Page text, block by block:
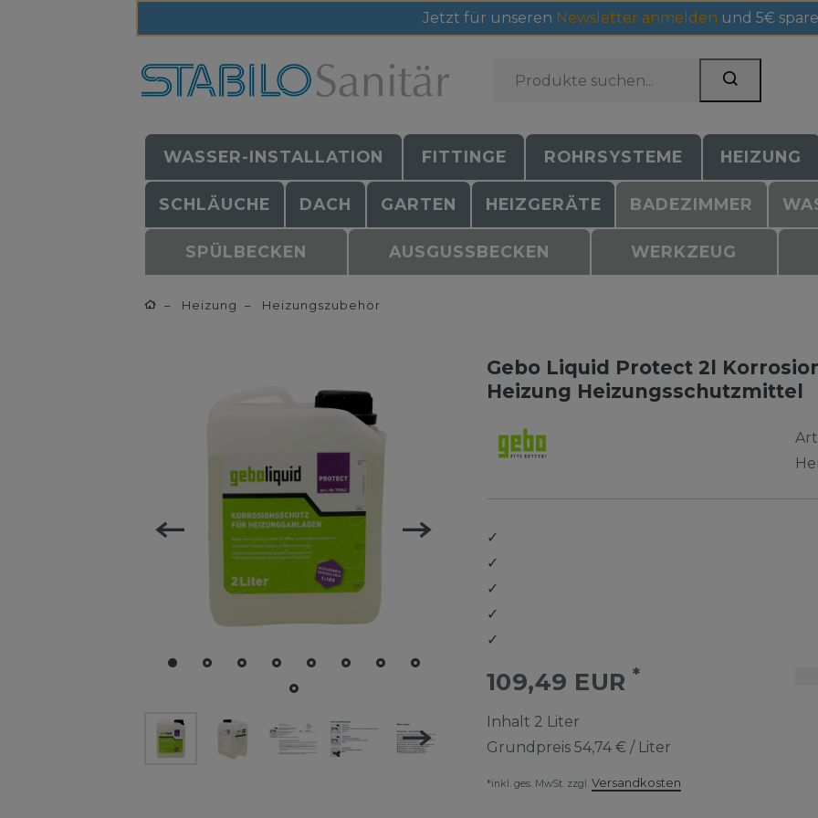
Jetzt für unseren Newsletter anmelden und 5€
WASSER-INSTALLATION FITTINGE ROHRSYSTEME HEIZUNG
SCHLÄUCHE DACH GARTEN HEIZGERÄTE BADEZIMMER
SPÜLBECKEN AUSGUSSBECKEN WERKZEUG
Heizung Heizungszubehör
Gebo Liquid Protect 2l
Heizung Heizungsschutzmittel
✓
✓
✓
✓
✓
109,49 EUR*
Inhalt 2 Liter
Grundpreis 54,74 € / Liter
*inkl. ges. MwSt. zzgl. Versandkosten